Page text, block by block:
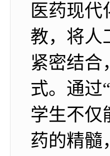
医药现代
教，将人
紧密结合
式。通过
学生不仅
药的精髓